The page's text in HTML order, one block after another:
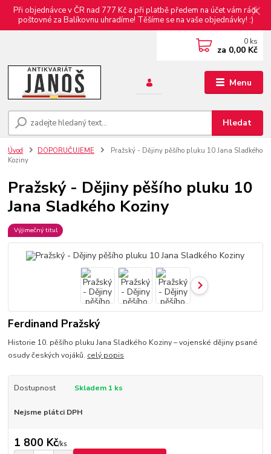
Při objednávce v ČR nad 777 Kč a při platbě předem na účet vám rádi
poštovné za Balíkovnu uhradíme! Těšíme se na vaše objednávky! :)
Menu
Hledat
0 ks
za 0,00 Kč
Úvod DOPORUČUJEME
Pražský - Dějiny pěšího pluku 10 Jana Sladkého
Koziny
Pražský - Dějiny pěšího pluku 10
Jana Sladkého Koziny
Výjimečný titul
Ferdinand Pražský
Historie 10. pěšího pluku Jana Sladkého Koziny – vojenské dějiny psané
osudy českých vojáků. celý popis
Dostupnost Skladem 1 ks
Nejsme plátci DPH
1 800 Kč/ks